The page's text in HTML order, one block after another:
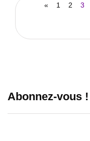
« 1 2 3
Abonnez-vous !